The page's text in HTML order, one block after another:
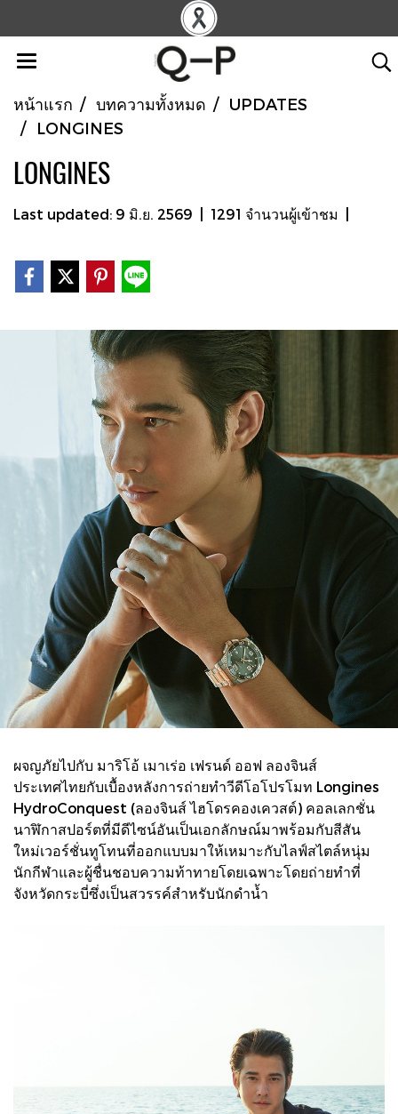
หน้าแรก บทความทั้งหมด
UPDATES
LONGINES
LONGINES
Last updated: 9 มิ.ย. 2569 1291 จำนวนผู้เข้าชม
ผจญภัยไปกับ มาริโอ้ เมาเร่อ เฟรนด์ ออฟ ลองจินส์
ประเทศไทยกับเบื้องหลังการถ่ายทำวีดีโอโปรโมท Longines
HydroConquest (ลองจินส์ ไฮโดรคองเควสต์) คอลเลกชั่น
นาฬิกาสปอร์ตที่มีดีไซน์อันเป็นเอกลักษณ์มาพร้อมกับสีสัน
ใหม่เวอร์ชั่นทูโทนที่ออกแบบมาให้เหมาะกับไลฟ์สไตล์หนุ่ม
นักกีฬาและผู้ชื่นชอบความท้าทายโดยเฉพาะโดยถ่ายทำที่
จังหวัดกระบี่ซึ่งเป็นสวรรค์สำหรับนักดำน้ำ